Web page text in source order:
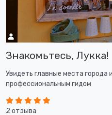
Знакомьтесь, Лукка!
Увидеть главные места города
профессиональным гидом
2 отзыва